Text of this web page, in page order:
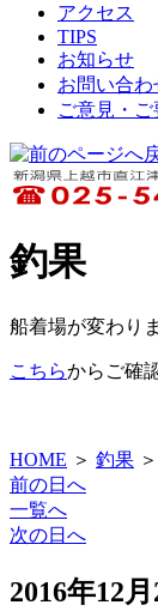
アクセス
TIPS
お知らせ
お問い合わ
ご意見・ご
釣果
船着場が変わり
こちらからご確
HOME ＞ 釣果 ＞
前の日へ
一覧へ
次の日へ
2016年12月